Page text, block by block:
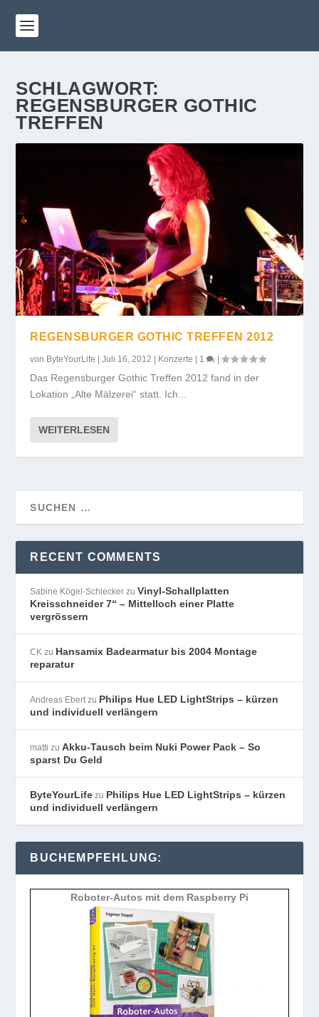
SCHLAGWORT:
REGENSBURGER GOTHIC
TREFFEN
REGENSBURGER GOTHIC TREFFEN 2012
von ByteYourLife |Juli 16, 2012 | Konzerte | 1 |
Das Regensburger Gothic Treffen 2012 fand in der
Lokation „Alte Mälzerei“ statt. Ich...
WEITERLESEN
RECENT COMMENTS
Sabine Kögel-Schlecker zuVinyl-Schallplatten
Kreisschneider 7“ – Mittelloch einer Platte
vergrössern
CK zu Hansamix Badearmatur bis 2004 Montage
reparatur
Andreas Ebert zu Philips Hue LED LightStrips – kürzen
und individuell verlängern
matti zuAkku-Tausch beim Nuki Power Pack – So
sparst Du Geld
ByteYourLife zu Philips Hue LED LightStrips – kürzen
und individuell verlängern
BUCHEMPFEHLUNG:
Roboter-Autos mit dem Raspberry Pi